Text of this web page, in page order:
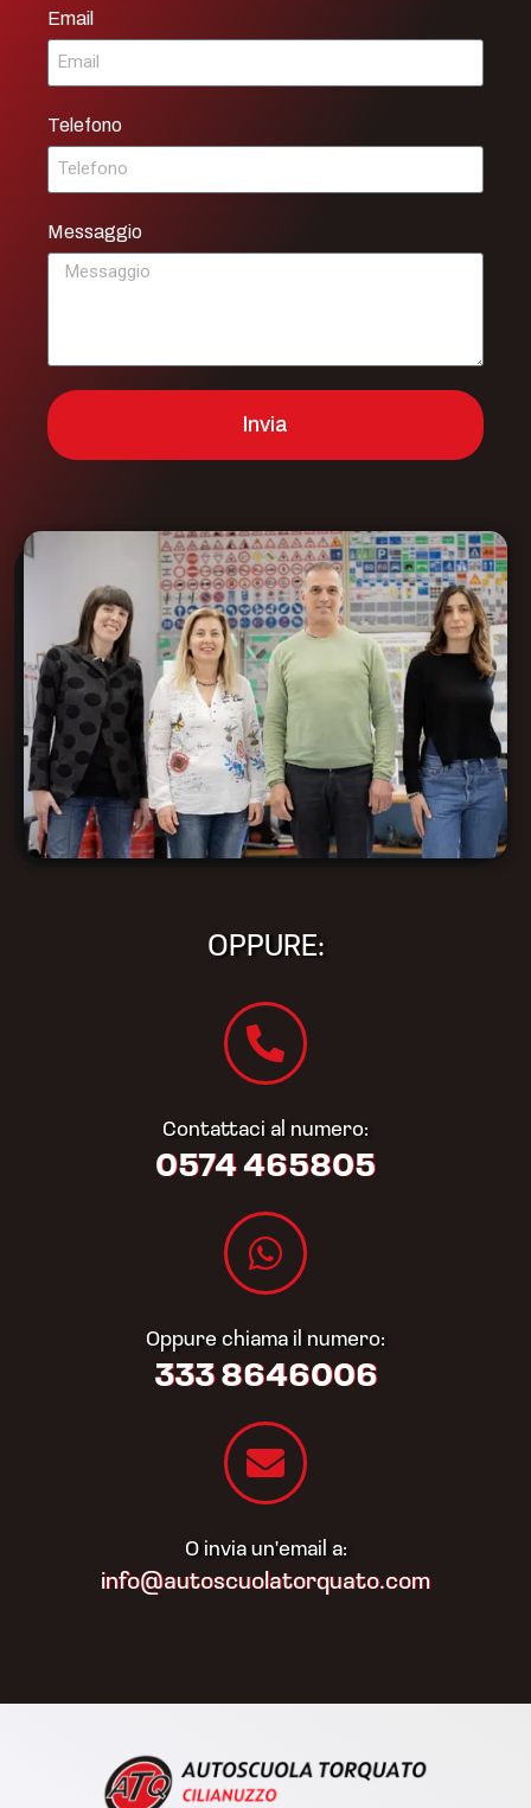
Email
Telefono
Messaggio
Invia
OPPURE:
Contattaci al numero:
0574 465805​
Oppure chiama il numero:
333 8646006
O invia un'email a:
info@autoscuolatorquato.com